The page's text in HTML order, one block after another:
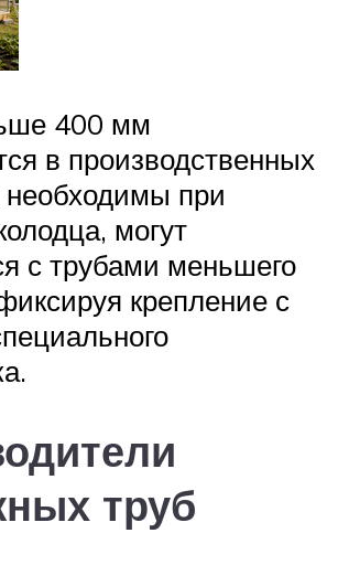
400 мм
в производственных
при
могут
с трубами меньшего
крепление с
труб